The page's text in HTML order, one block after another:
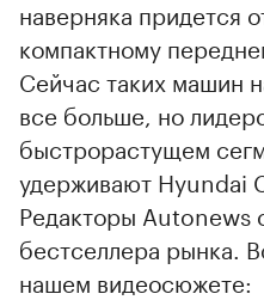
наверняка придется
компактному
Сейчас таких машин
все больше, но
быстрорастущем
удерживают Hyundai
Редакторы Autonews
бестселлера рынка.
нашем видеосюжете: